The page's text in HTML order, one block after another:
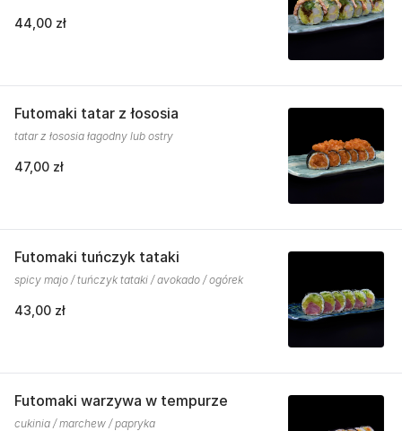
44,00 zł
Futomaki tatar z łososia
tatar z łososia łagodny lub ostry
47,00 zł
Futomaki tuńczyk tataki
spicy majo / tuńczyk tataki / avokado / ogórek
43,00 zł
Futomaki warzywa w tempurze
cukinia / marchew / papryka